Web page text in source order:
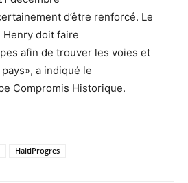
d’être renforcé. Le
doit faire
afin de trouver les voies et
a indiqué le
Compromis Historique.
HaitiProgres